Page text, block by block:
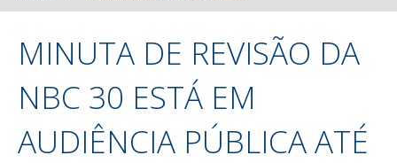
MINUTA DE REVISÃO DA
NBC 30 ESTÁ EM
AUDIÊNCIA PÚBLICA ATÉ